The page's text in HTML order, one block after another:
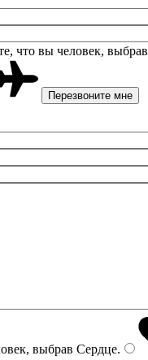
что вы человек, выбрав
выбрав Сердце.